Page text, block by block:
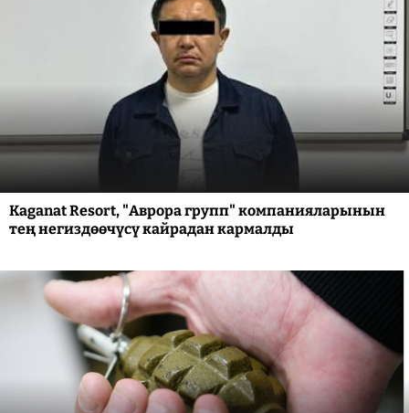
Kaganat Resort, "Аврора групп" компанияларынын
тең негиздөөчүсү кайрадан кармалды